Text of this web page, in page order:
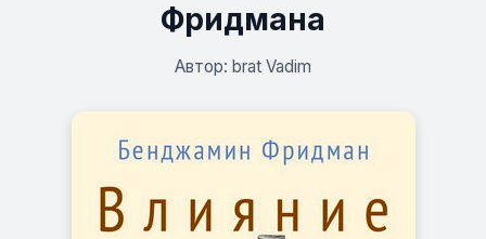
Фридмана
Автор: brat Vadim